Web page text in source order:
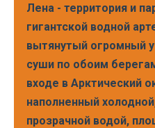
Лена - территория и
гигантской водной
вытянутый огромный
суши по обоим
входе в Арктический
наполненный
прозрачной водой,